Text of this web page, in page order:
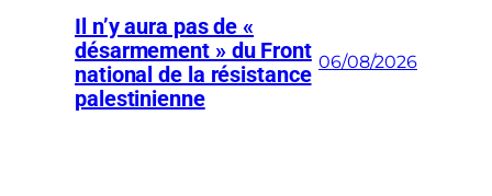
Il n’y aura pas de «
désarmement » du Front
national de la résistance
palestinienne
06/08/2026